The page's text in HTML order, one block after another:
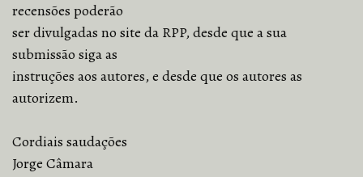
recensões poderão
ser divulgadas no site da RPP, desde que a sua
submissão siga as
instruções aos autores, e desde que os autores as
autorizem.
Cordiais saudações
Jorge Câmara